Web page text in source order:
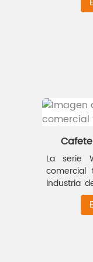
La serie
comercial
industria
mejoras